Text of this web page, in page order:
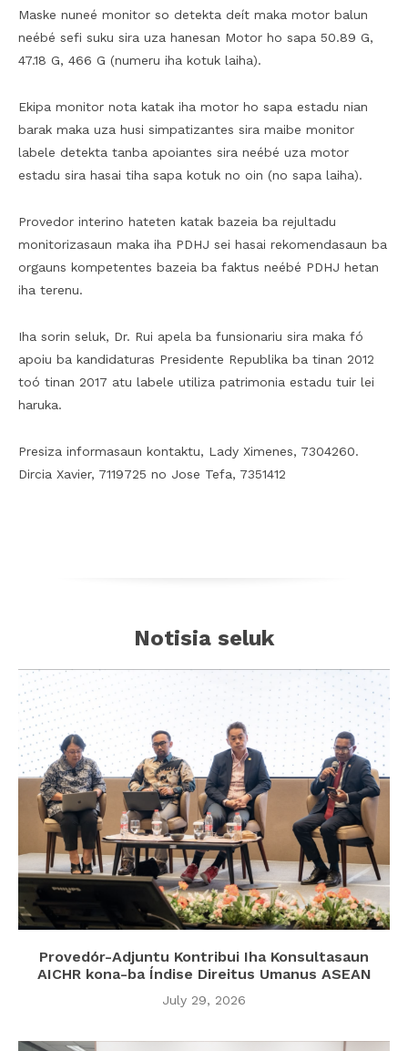
Maske nuneé monitor so detekta deít maka motor balun
neébé sefi suku sira uza hanesan Motor ho sapa 50.89 G,
47.18 G, 466 G (numeru iha kotuk laiha).
Ekipa monitor nota katak iha motor ho sapa estadu nian
barak maka uza husi simpatizantes sira maibe monitor
labele detekta tanba apoiantes sira neébé uza motor
estadu sira hasai tiha sapa kotuk no oin (no sapa laiha).
Provedor interino hateten katak bazeia ba rejultadu
monitorizasaun maka iha PDHJ sei hasai rekomendasaun ba
orgauns kompetentes bazeia ba faktus neébé PDHJ hetan
iha terenu.
Iha sorin seluk, Dr. Rui apela ba funsionariu sira maka fó
apoiu ba kandidaturas Presidente Republika ba tinan 2012
toó tinan 2017 atu labele utiliza patrimonia estadu tuir lei
haruka.
Presiza informasaun kontaktu, Lady Ximenes, 7304260.
Dircia Xavier, 7119725 no Jose Tefa, 7351412
Notisia seluk
Provedór-Adjuntu Kontribui Iha Konsultasaun
AICHR kona-ba Índise Direitus Umanus ASEAN
July 29, 2026